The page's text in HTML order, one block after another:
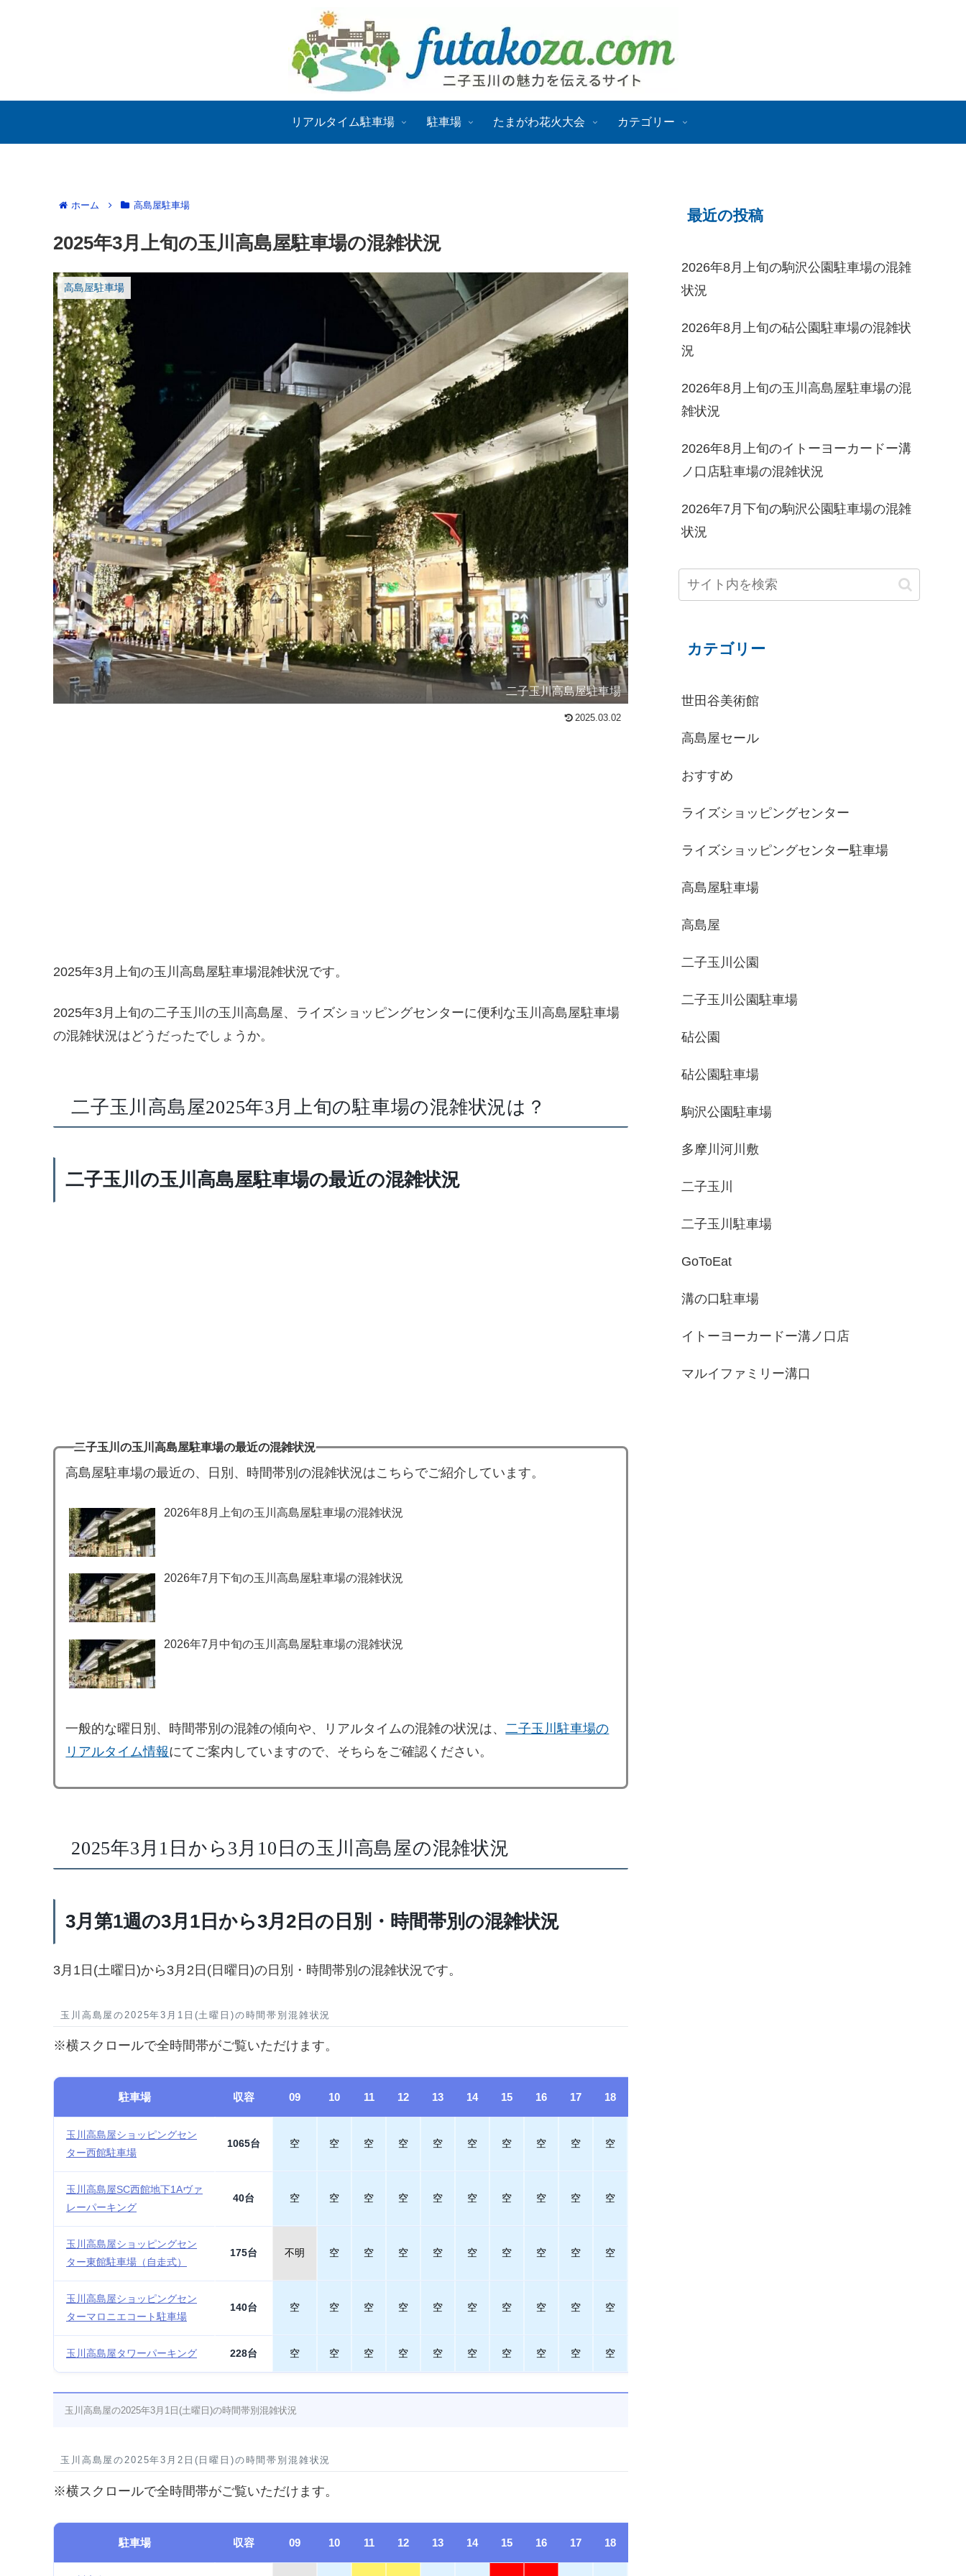
リアルタイム駐車場 駐車場 たまがわ花火大会 カテゴリー
ホーム 高島屋駐車場
2025年3月上旬の玉川高島屋駐車場の混雑状況
高島屋駐車場
二子玉川高島屋駐車場
2025.03.02
2025年3月上旬の玉川高島屋駐車場混雑状況です。
2025年3月上旬の二子玉川の玉川高島屋、ライズショッピングセンターに便利な玉川高島屋駐車場
の混雑状況はどうだったでしょうか。
二子玉川高島屋2025年3月上旬の駐車場の混雑状況は？
二子玉川の玉川高島屋駐車場の最近の混雑状況
二子玉川の玉川高島屋駐車場の最近の混雑状況
高島屋駐車場の最近の、日別、時間帯別の混雑状況はこちらでご紹介しています。
2026年8月上旬の玉川高島屋駐車場の混雑状況
2026年7月下旬の玉川高島屋駐車場の混雑状況
2026年7月中旬の玉川高島屋駐車場の混雑状況
一般的な曜日別、時間帯別の混雑の傾向や、リアルタイムの混雑の状況は、二子玉川駐車場の
リアルタイム情報にてご案内していますので、そちらをご確認ください。
2025年3月1日から3月10日の玉川高島屋の混雑状況
3月第1週の3月1日から3月2日の日別・時間帯別の混雑状況
3月1日(土曜日)から3月2日(日曜日)の日別・時間帯別の混雑状況です。
玉川高島屋の2025年3月1日(土曜日)の時間帯別混雑状況
※横スクロールで全時間帯がご覧いただけます。
駐車場 収容 09 10 11 12 13 14 15 16 17 18
玉川高島屋ショッピングセン
ター西館駐車場
1065台 空 空 空 空 空 空 空 空 空 空
玉川高島屋SC西館地下1Aヴァ
レーパーキング
40台 空 空 空 空 空 空 空 空 空 空
玉川高島屋ショッピングセン
ター東館駐車場（自走式）
175台 不明 空 空 空 空 空 空 空 空 空
玉川高島屋ショッピングセン
ターマロニエコート駐車場
140台 空 空 空 空 空 空 空 空 空 空
玉川高島屋タワーパーキング 228台 空 空 空 空 空 空 空 空 空 空
玉川高島屋の2025年3月1日(土曜日)の時間帯別混雑状況
玉川高島屋の2025年3月2日(日曜日)の時間帯別混雑状況
※横スクロールで全時間帯がご覧いただけます。
駐車場 収容 09 10 11 12 13 14 15 16 17 18
最近の投稿
2026年8月上旬の駒沢公園駐車場の混雑
状況
2026年8月上旬の砧公園駐車場の混雑状
況
2026年8月上旬の玉川高島屋駐車場の混
雑状況
2026年8月上旬のイトーヨーカードー溝
ノ口店駐車場の混雑状況
2026年7月下旬の駒沢公園駐車場の混雑
状況
カテゴリー
世田谷美術館
高島屋セール
おすすめ
ライズショッピングセンター
ライズショッピングセンター駐車場
高島屋駐車場
高島屋
二子玉川公園
二子玉川公園駐車場
砧公園
砧公園駐車場
駒沢公園駐車場
多摩川河川敷
二子玉川
二子玉川駐車場
GoToEat
溝の口駐車場
イトーヨーカードー溝ノ口店
マルイファミリー溝口